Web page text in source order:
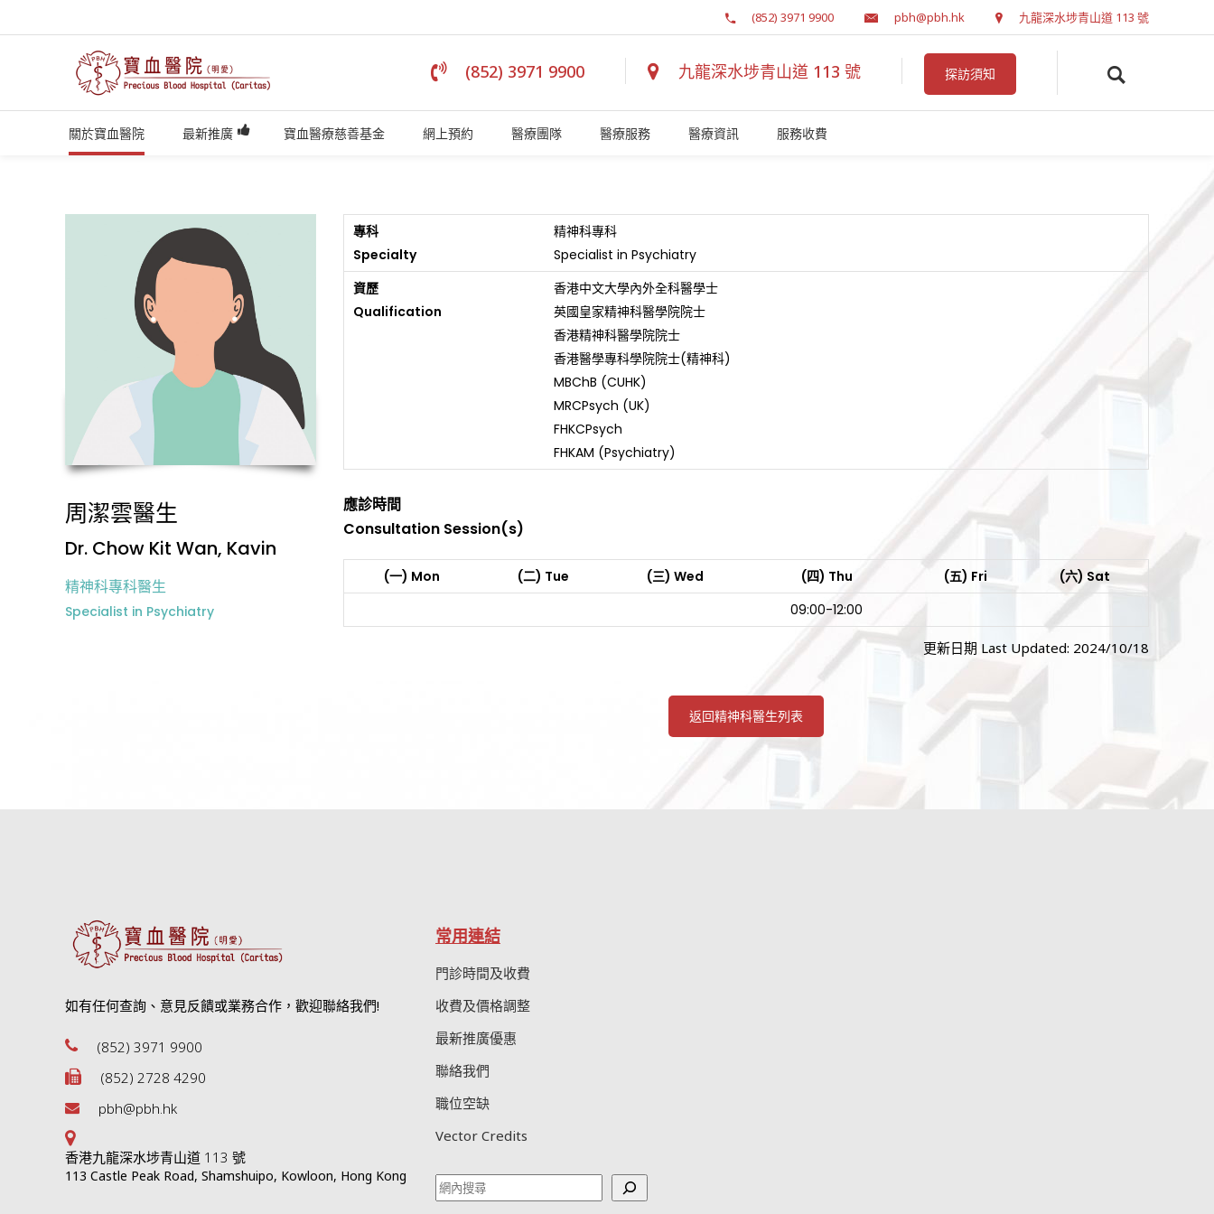
(852) 3971 9900 pbh@pbh.hk 九龍深水埗青山道 113 號
(852) 3971 9900 九龍深水埗青山道 113 號 探訪須知
關於寶血醫院 最新推廣 寶血醫療慈善基金 網上預約 醫療團隊 醫療服務 醫療資訊 服務收費
周潔雲醫生
Dr. Chow Kit Wan, Kavin
精神科專科醫生
Specialist in Psychiatry
專科
Specialty
精神科專科
Specialist in Psychiatry
資歷
Qualification
香港中文大學內外全科醫學士
英國皇家精神科醫學院院士
香港精神科醫學院院士
香港醫學專科學院院士(精神科)
MBChB (CUHK)
MRCPsych (UK)
FHKCPsych
FHKAM (Psychiatry)
應診時間
Consultation Session(s)
(一) Mon (二) Tue (三) Wed (四) Thu (五) Fri
(六) Sat
09:00-12:00
更新日期 Last Updated: 2024/10/18
返回精神科醫生列表
如有任何查詢、意見反饋或業務合作，歡迎聯絡我們!
(852) 3971 9900
(852) 2728 4290
pbh@pbh.hk
香港九龍深水埗青山道 113 號
113 Castle Peak Road, Shamshuipo, Kowloon, Hong Kong
常用連結
門診時間及收費
收費及價格調整
最新推廣優惠
聯絡我們
職位空缺
Vector Credits
Search